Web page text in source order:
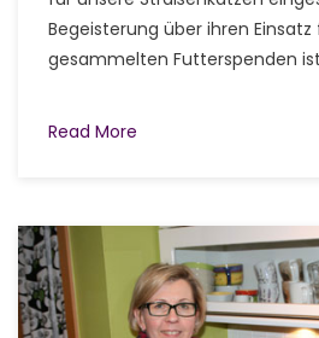
Begeisterung über ihren
gesammelten Futterspenden
Read More